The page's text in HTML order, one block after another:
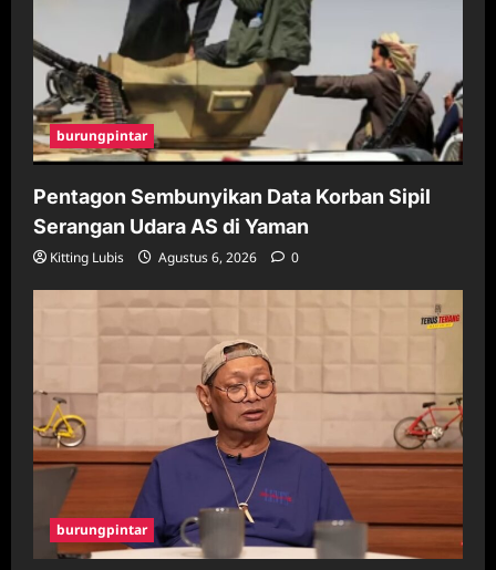
burungpintar
Pentagon Sembunyikan Data Korban Sipil
Serangan Udara AS di Yaman
Kitting Lubis Agustus 6, 2026 0
burungpintar